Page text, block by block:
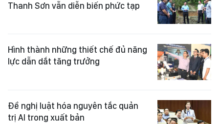
Thanh Sơn vẫn diễn biến phức tạp
Hình thành những thiết chế đủ năng
lực dẫn dắt tăng trưởng
Đề nghị luật hóa nguyên tắc quản
trị AI trong xuất bản